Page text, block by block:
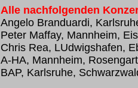
Alle nachfolgenden
Angelo Branduardi,
Peter Maffay, Mannheim,
Chris Rea, LUdwigshafen,
A-HA, Mannheim,
BAP, Karlsruhe,